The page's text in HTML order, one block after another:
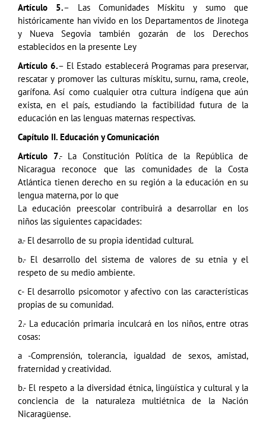
Artículo 5.– Las Comunidades Mískitu y sumo que
históricamente han vivido en los Departamentos de Jinotega
y Nueva Segovia también gozarán de los Derechos
establecidos en la presente Ley
Artículo 6.– El Estado establecerá Programas para preservar,
rescatar y promover las culturas mískitu, surnu, rama, creole,
garífona. Así como cualquier otra cultura indígena que aún
exista, en el país, estudiando la factibilidad futura de la
educación en las lenguas maternas respectivas.
Capítulo II. Educación y Comunicación
Artículo 7.- La Constitución Política de la República de
Nicaragua reconoce que las comunidades de la Costa
Atlántica tienen derecho en su región a la educación en su
lengua materna, por lo que
La educación preescolar contribuirá a desarrollar en los
niños las siguientes capacidades:
a.- El desarrollo de su propia identidad cultural.
b.- El desarrollo del sistema de valores de su etnia y el
respeto de su medio ambiente.
c- El desarrollo psicomotor y afectivo con las características
propias de su comunidad.
2.- La educación primaria inculcará en los niños, entre otras
cosas:
a -Comprensión, tolerancia, igualdad de sexos, amistad,
fraternidad y creatividad.
b.- El respeto a la diversidad étnica, lingüística y cultural y la
conciencia de la naturaleza multiétnica de la Nación
Nicaragüense.